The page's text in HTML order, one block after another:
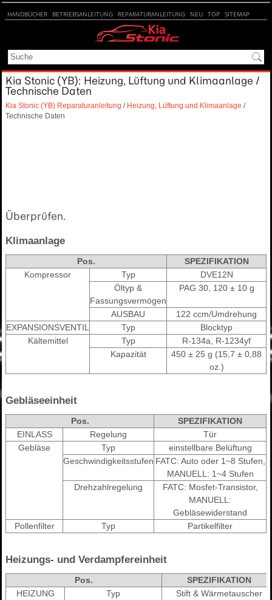
HANDBÜCHER BETRIEBSANLEITUNG REPARATURANLEITUNG NEU TOP SITEMAP
Kia Stonic (YB): Heizung, Lüftung und Klimaanlage /
Technische Daten
Kia Stonic (YB) Reparaturanleitung / Heizung, Lüftung und Klimaanlage /
Technische Daten
Überprüfen.
Klimaanlage
Pos.
SPEZIFIKATION
Kompressor
Typ
DVE12N
Öltyp &
Fassungsvermögen
PAG 30, 120 ± 10 g
AUSBAU
122 ccm/Umdrehung
EXPANSIONSVENTIL
Typ
Blocktyp
Kältemittel
Typ
R-134a, R-1234yf
Kapazität
450 ± 25 g (15,7 ± 0,88
oz.)
Gebläseeinheit
Pos.
SPEZIFIKATION
EINLASS
Regelung
Tür
Gebläse
Typ
einstellbare Belüftung
Geschwindigkeitsstufen FATC: Auto oder 1~8 Stufen,
MANUELL: 1~4 Stufen
Drehzahlregelung
FATC: Mosfet-Transistor,
MANUELL:
Gebläsewiderstand
Pollenfilter
Typ Partikelfilter
Heizungs- und Verdampfereinheit
Pos.
SPEZIFIKATION
HEIZUNG
Typ
Stift & Wärmetauscher